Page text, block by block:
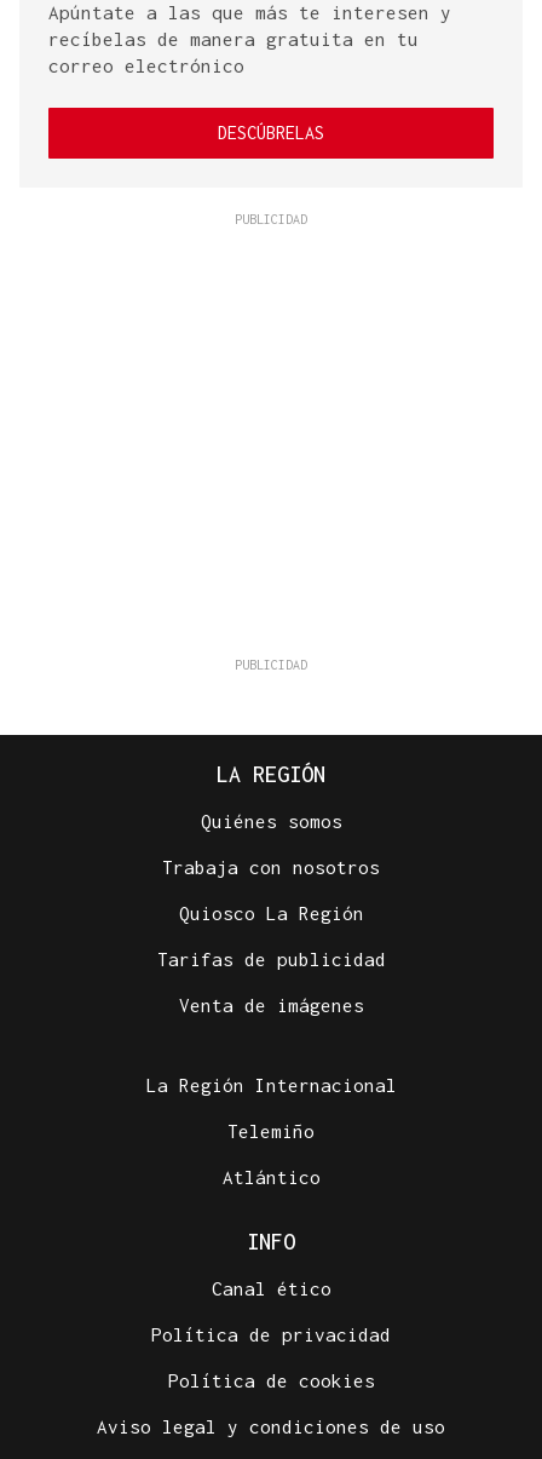
Apúntate a las que más te interesen y
recíbelas de manera gratuita en tu
correo electrónico
DESCÚBRELAS
LA REGIÓN
Quiénes somos
Trabaja con nosotros
Quiosco La Región
Tarifas de publicidad
Venta de imágenes
La Región Internacional
Telemiño
Atlántico
INFO
Canal ético
Política de privacidad
Política de cookies
Aviso legal y condiciones de uso